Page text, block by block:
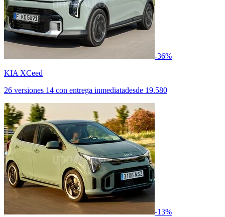
-36%
KIA XCeed
26 versiones 14 con entrega inmediatadesde 19.580
-13%